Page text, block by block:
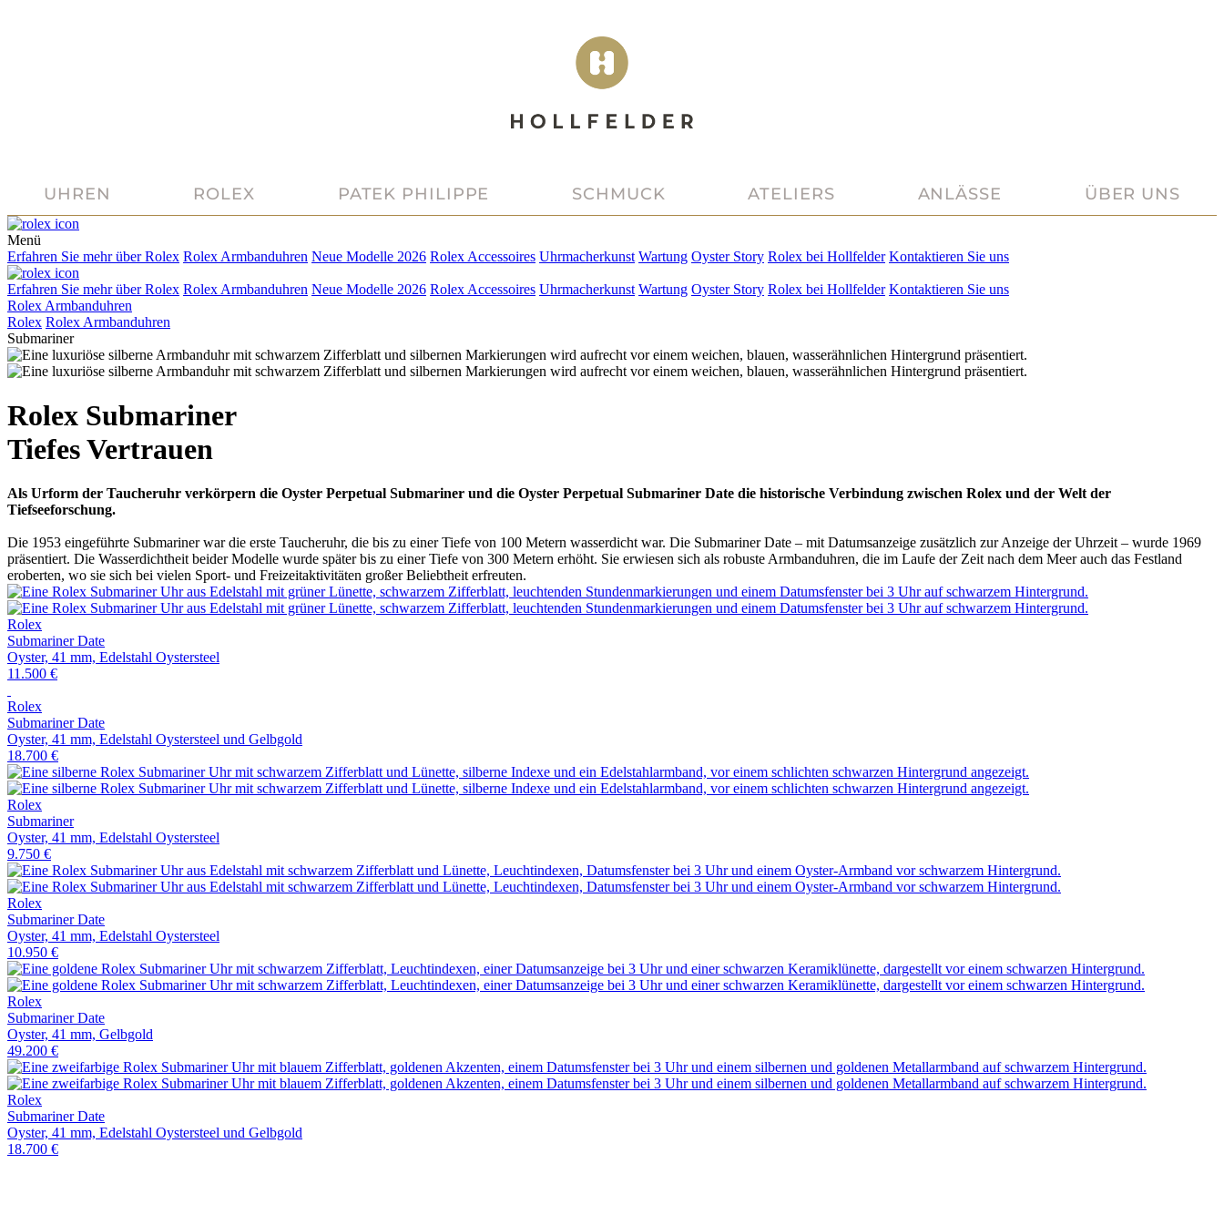
UHREN ROLEX PATEK PHILIPPE SCHMUCK ATELIERS ANLÄSSE ÜBER UNS
Menü
Erfahren Sie mehr überRolex Rolex Armbanduhren Neue Modelle 2026 Rolex Accessoires Uhrmacherkunst Wartung Oyster Story Rolex bei Hollfelder Kontaktieren Sie uns
Erfahren Sie mehr überRolex Rolex Armbanduhren Neue Modelle 2026 Rolex Accessoires Uhrmacherkunst Wartung Oyster Story Rolex bei Hollfelder Kontaktieren Sie uns
Rolex Armbanduhren
Rolex Rolex Armbanduhren
Submariner
Rolex Submariner
Tiefes Vertrauen
Als Urform der Taucheruhr verkörpern die Oyster Perpetual Submariner und die Oyster Perpetual Submariner Date die historische Verbindung zwischen Rolex und der Welt der
Tiefseeforschung.
Die 1953 eingeführte Submariner war die erste Taucheruhr, die bis zu einer Tiefe von 100 Metern wasserdicht war. Die Submariner Date – mit Datumsanzeige zusätzlich zur Anzeige der Uhrzeit – wurde 1969
präsentiert. Die Wasserdichtheit beider Modelle wurde später bis zu einer Tiefe von 300 Metern erhöht. Sie erwiesen sich als robuste Armbanduhren, die im Laufe der Zeit nach dem Meer auch das Festland
eroberten, wo sie sich bei vielen Sport- und Freizeitaktivitäten großer Beliebtheit erfreuten.
Rolex
Submariner Date
Oyster, 41 mm, Edelstahl Oystersteel
11.500 €
Rolex
Submariner Date
Oyster, 41 mm, Edelstahl Oystersteel und Gelbgold
18.700 €
Rolex
Submariner
Oyster, 41 mm, Edelstahl Oystersteel
9.750 €
Rolex
Submariner Date
Oyster, 41 mm, Edelstahl Oystersteel
10.950 €
Rolex
Submariner Date
Oyster, 41 mm, Gelbgold
49.200 €
Rolex
Submariner Date
Oyster, 41 mm, Edelstahl Oystersteel und Gelbgold
18.700 €